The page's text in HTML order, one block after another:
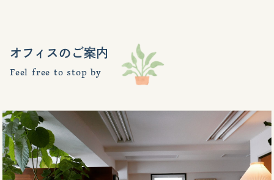
オフィスのご案内
Feel free to stop by